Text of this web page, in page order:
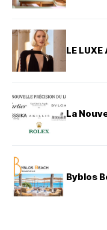
LE LUXE
La
Byblos